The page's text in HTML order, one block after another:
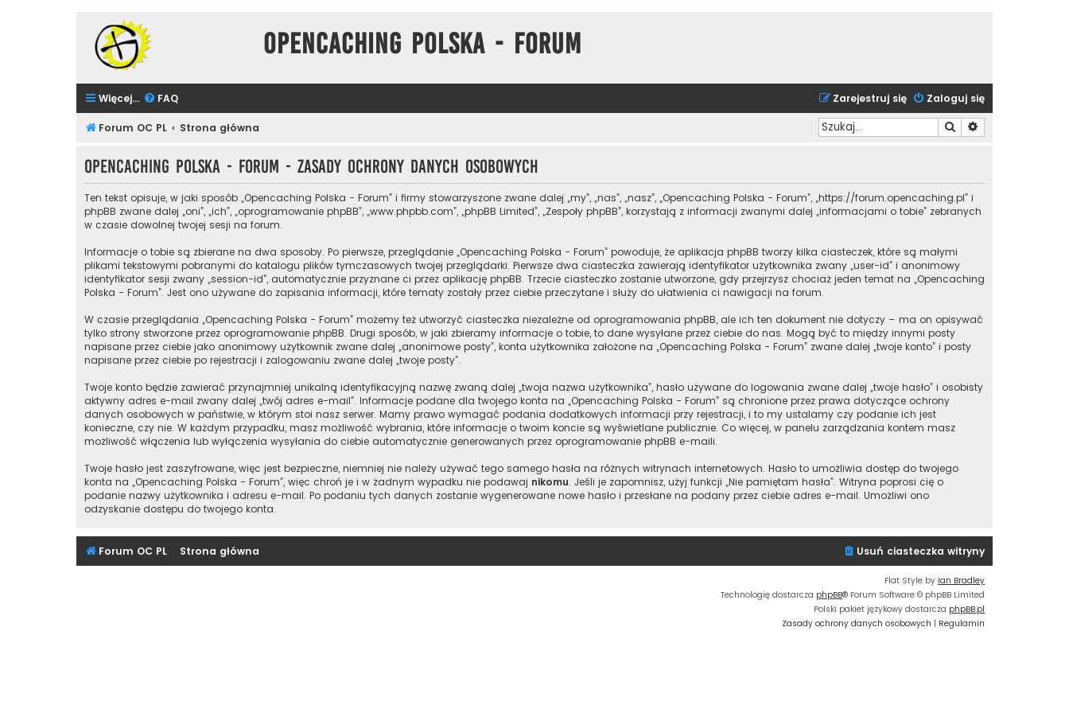
Opencaching Polska - Forum
Więcej… FAQ Zaloguj się
Zarejestruj się
Forum OC PL Strona główna Szukaj
Opencaching Polska - Forum - Zasady ochrony danych osobowych
Ten tekst opisuje, w jaki sposób „Opencaching Polska - Forum” i firmy stowarzyszone zwane dalej „my”, „nas”, „nasz”, „Opencaching Polska - Forum”, „https://forum.opencaching.pl” i
phpBB zwane dalej „oni”, „ich”, „oprogramowanie phpBB”, „www.phpbb.com”, „phpBB Limited”, „Zespoły phpBB”, korzystają z informacji zwanymi dalej „informacjami o tobie” zebranych
w czasie dowolnej twojej sesji na forum.
Informacje o tobie są zbierane na dwa sposoby. Po pierwsze, przeglądanie „Opencaching Polska - Forum” powoduje, że aplikacja phpBB tworzy kilka ciasteczek, które są małymi
plikami tekstowymi pobranymi do katalogu plików tymczasowych twojej przeglądarki. Pierwsze dwa ciasteczka zawierają identyfikator użytkownika zwany „user-id” i anonimowy
identyfikator sesji zwany „session-id”, automatycznie przyznane ci przez aplikację phpBB. Trzecie ciasteczko zostanie utworzone, gdy przejrzysz chociaż jeden temat na „Opencaching
Polska - Forum”. Jest ono używane do zapisania informacji, które tematy zostały przez ciebie przeczytane i służy do ułatwienia ci nawigacji na forum.
W czasie przeglądania „Opencaching Polska - Forum” możemy też utworzyć ciasteczka niezależne od oprogramowania phpBB, ale ich ten dokument nie dotyczy – ma on opisywać
tylko strony stworzone przez oprogramowanie phpBB. Drugi sposób, w jaki zbieramy informacje o tobie, to dane wysyłane przez ciebie do nas. Mogą być to między innymi posty
napisane przez ciebie jako anonimowy użytkownik zwane dalej „anonimowe posty”, konta użytkownika założone na „Opencaching Polska - Forum” zwane dalej „twoje konto” i posty
napisane przez ciebie po rejestracji i zalogowaniu zwane dalej „twoje posty”.
Twoje konto będzie zawierać przynajmniej unikalną identyfikacyjną nazwę zwaną dalej „twoja nazwa użytkownika”, hasło używane do logowania zwane dalej „twoje hasło” i osobisty
aktywny adres e-mail zwany dalej „twój adres e-mail”. Informacje podane dla twojego konta na „Opencaching Polska - Forum” są chronione przez prawa dotyczące ochrony
danych osobowych w państwie, w którym stoi nasz serwer. Mamy prawo wymagać podania dodatkowych informacji przy rejestracji, i to my ustalamy czy podanie ich jest
konieczne, czy nie. W każdym przypadku, masz możliwość wybrania, które informacje o twoim koncie są wyświetlane publicznie. Co więcej, w panelu zarządzania kontem masz
możliwość włączenia lub wyłączenia wysyłania do ciebie automatycznie generowanych przez oprogramowanie phpBB e-maili.
Twoje hasło jest zaszyfrowane, więc jest bezpieczne, niemniej nie należy używać tego samego hasła na różnych witrynach internetowych. Hasło to umożliwia dostęp do twojego
konta na „Opencaching Polska - Forum”, więc chroń je i w żadnym wypadku nie podawaj nikomu. Jeśli je zapomnisz, użyj funkcji „Nie pamiętam hasła”. Witryna poprosi cię o
podanie nazwy użytkownika i adresu e-mail. Po podaniu tych danych zostanie wygenerowane nowe hasło i przesłane na podany przez ciebie adres e-mail. Umożliwi ono
odzyskanie dostępu do twojego konta.
Forum OC PL Strona główna Usuń ciasteczka witryny
Flat Style by Ian Bradley
Technologię dostarcza phpBB® Forum Software © phpBB Limited
Polski pakiet językowy dostarcza phpBB.pl
Zasady ochrony danych osobowych | Regulamin